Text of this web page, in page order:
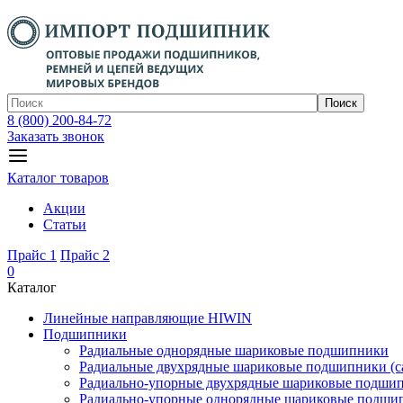
Поиск
8 (800) 200-84-72
Заказать звонок
Каталог товаров
Акции
Статьи
Прайс 1 Прайс 2
0
Каталог
Линейные направляющие HIWIN
Подшипники
Радиальные однорядные шариковые подшипники
Радиальные двухрядные шариковые подшипники
Радиально-упорные двухрядные шариковые
Радиально-упорные однорядные шариковые